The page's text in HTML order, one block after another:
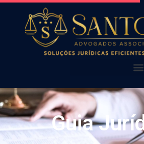
AQUI VOCÊ ENCONTRA!
NOSSAS PUBLICAÇÕES
NOSSOS ALERTAS
Guia